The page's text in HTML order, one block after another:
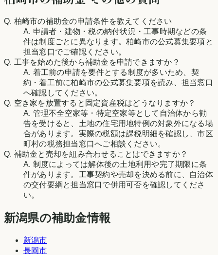
Q. 柏崎市の補助金の申請条件を教えてください
A. 申請者・建物・税の納付状況・工事時期などの条
件は制度ごとに異なります。柏崎市の公式募集要項と
担当窓口でご確認ください。
Q. 工事を始めた後から補助金を申請できますか？
A. 着工前の申請を要件とする制度が多いため、契
約・着工前に柏崎市の公式募集要項を読み、担当窓口
へ確認してください。
Q. 空き家を放置すると固定資産税はどうなりますか？
A. 管理不全空家等・特定空家等として自治体から勧
告を受けると、土地の住宅用地特例の対象外になる場
合があります。実際の税額は課税明細を確認し、市区
町村の税務担当窓口へご相談ください。
Q. 補助金と売却を組み合わせることはできますか？
A. 制度によっては解体後の土地利用や完了期限に条
件があります。工事契約や売却を決める前に、自治体
の交付要綱と担当窓口で併用可否を確認してくださ
い。
新潟県の補助金情報
新潟市
長岡市